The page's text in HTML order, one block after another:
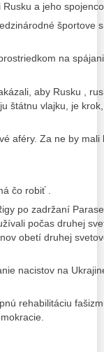
a jeho
športove
na
aby Rusku ,
štátnu vlajku, je
aféry. Za ne by
čo robiť .
po zadržaní
počas druhej
obetí druhej
nacistov na
rehabilitáciu